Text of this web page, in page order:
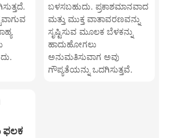
ಬಳಸಬಹುದು. ಪ್ರಕಾಶಮಾನವಾದ
ಮತ್ತು ಮುಕ್ತ ವಾತಾವರಣವನ್ನು
ಸೃಷ್ಟಿಸುವ ಮೂಲಕ ಬೆಳಕನ್ನು
ಹಾದುಹೋಗಲು
ಅನುಮತಿಸುವಾಗ ಅವು
ಗೌಪ್ಯತೆಯನ್ನು ಒದಗಿಸುತ್ತವೆ.
ಫಲಕ